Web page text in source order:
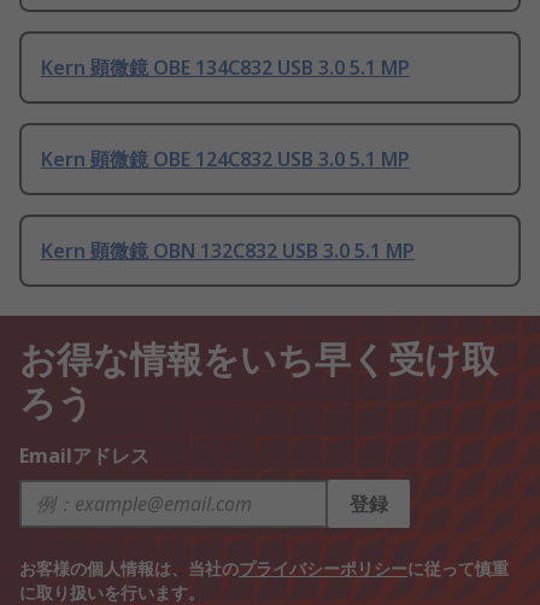
Kern 顕微鏡 OBE 134C832 USB 3.0 5.1 MP
Kern 顕微鏡 OBE 124C832 USB 3.0 5.1 MP
Kern 顕微鏡 OBN 132C832 USB 3.0 5.1 MP
お得な情報をいち早く受け取
ろう
Emailアドレス
登録
お客様の個人情報は、当社のプライバシーポリシーに従って慎重
に取り扱いを行います。